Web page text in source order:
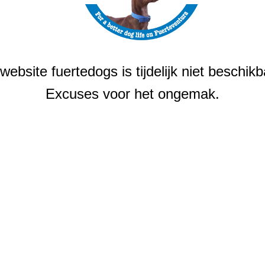
fuertedogs is tijdelijk niet
Excuses voor het ongemak.